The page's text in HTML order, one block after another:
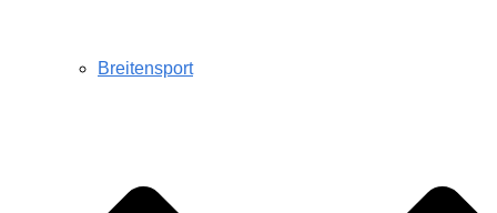
Breitensport